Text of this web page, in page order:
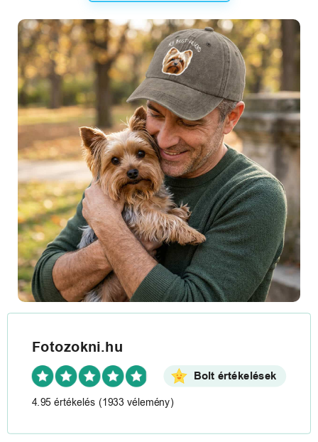
Fotozokni.hu
Bolt értékelések
4.95 értékelés (1933 vélemény)